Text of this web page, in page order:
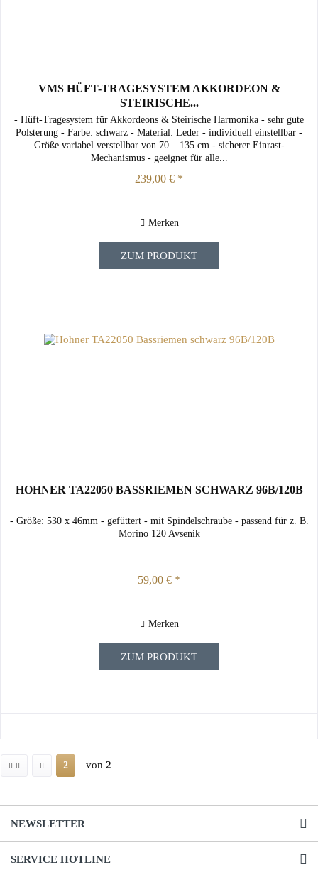
VMS HÜFT-TRAGESYSTEM AKKORDEON &
STEIRISCHE...
- Hüft-Tragesystem für Akkordeons & Steirische Harmonika - sehr gute
Polsterung - Farbe: schwarz - Material: Leder - individuell einstellbar -
Größe variabel verstellbar von 70 – 135 cm - sicherer Einrast-
Mechanismus - geeignet für alle...
239,00 € *
Merken
ZUM PRODUKT
HOHNER TA22050 BASSRIEMEN SCHWARZ 96B/120B
- Größe: 530 x 46mm - gefüttert - mit Spindelschraube - passend für z. B.
Morino 120 Avsenik
59,00 € *
Merken
ZUM PRODUKT
2 von 2
NEWSLETTER
SERVICE HOTLINE